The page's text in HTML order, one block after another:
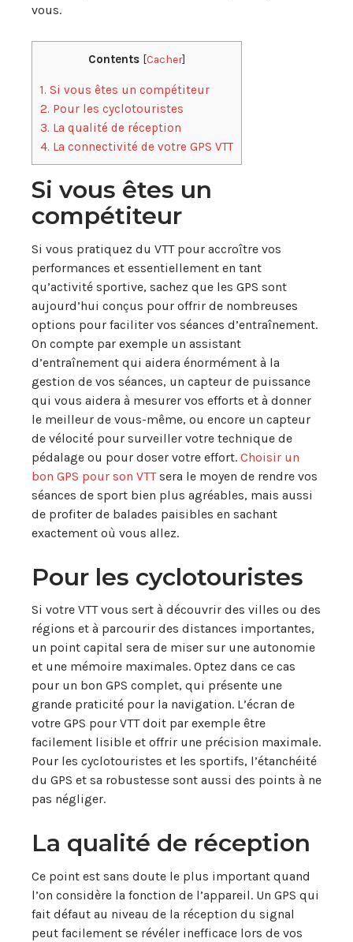
vous.
Contents [Cacher]
1. Si vous êtes un compétiteur
2. Pour les cyclotouristes
3. La qualité de réception
4. La connectivité de votre GPS VTT
Si vous êtes un
compétiteur
Si vous pratiquez du VTT pour accroître vos
performances et essentiellement en tant
qu’activité sportive, sachez que les GPS sont
aujourd’hui conçus pour offrir de nombreuses
options pour faciliter vos séances d’entraînement.
On compte par exemple un assistant
d’entraînement qui aidera énormément à la
gestion de vos séances, un capteur de puissance
qui vous aidera à mesurer vos efforts et à donner
le meilleur de vous-même, ou encore un capteur
de vélocité pour surveiller votre technique de
pédalage ou pour doser votre effort. Choisir un
bon GPS pour son VTTsera le moyen de rendre vos
séances de sport bien plus agréables, mais aussi
de profiter de balades paisibles en sachant
exactement où vous allez.
Pour les cyclotouristes
Si votre VTT vous sert à découvrir des villes ou des
régions et à parcourir des distances importantes,
un point capital sera de miser sur une autonomie
et une mémoire maximales. Optez dans ce cas
pour un bon GPS complet, qui présente une
grande praticité pour la navigation. L’écran de
votre GPS pour VTT doit par exemple être
facilement lisible et offrir une précision maximale.
Pour les cyclotouristes et les sportifs, l’étanchéité
du GPS et sa robustesse sont aussi des points à ne
pas négliger.
La qualité de réception
Ce point est sans doute le plus important quand
l’on considère la fonction de l’appareil. Un GPS qui
fait défaut au niveau de la réception du signal
peut facilement se révéler inefficace lors de vos